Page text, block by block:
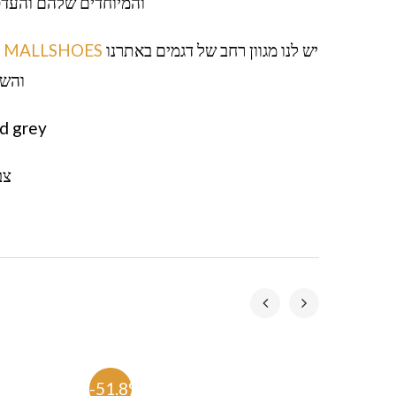
יש לנו מגוון רחב של דגמים באתרנו MALLSHOES
grey
-51.8%